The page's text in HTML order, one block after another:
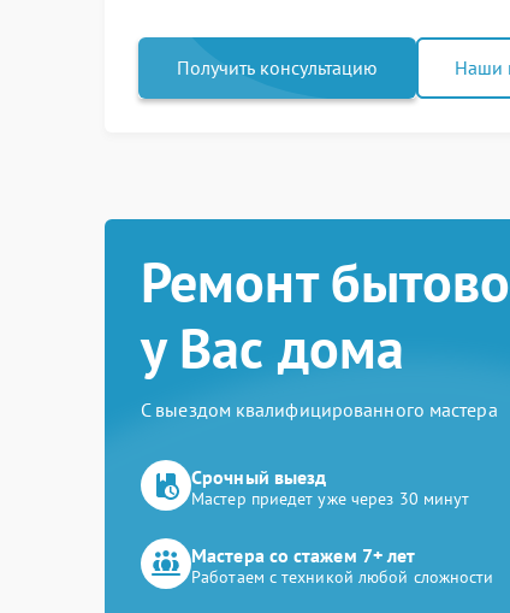
Получить консультацию Наши
Ремонт
у Вас дома
С выездом квалифицированного мастера
Срочный выезд
Мастер приедет уже через 30 минут
Мастера со стажем 7+ лет
Работаем с техникой любой сложности